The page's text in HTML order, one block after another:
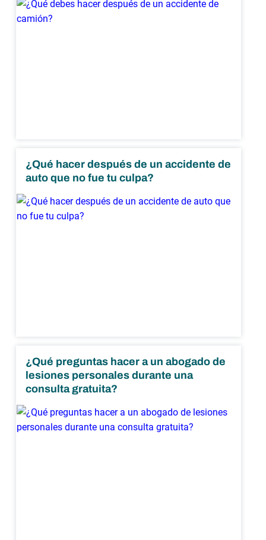
¿Qué hacer después de un accidente de
auto que no fue tu culpa?
¿Qué preguntas hacer a un abogado de
lesiones personales durante una
consulta gratuita?